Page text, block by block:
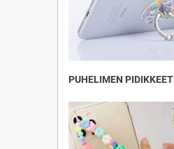
PUHELIMEN PIDIKKEET